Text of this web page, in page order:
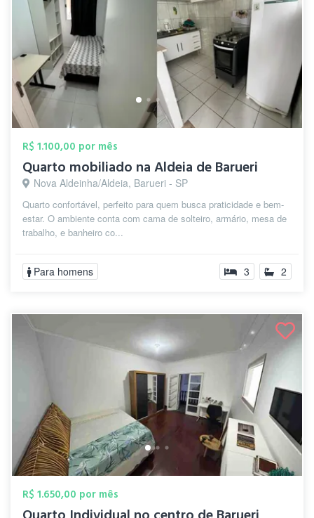
R$ 1.100,00 por mês
Quarto mobiliado na Aldeia de Barueri
Nova Aldeinha/Aldeia, Barueri - SP
Quarto confortável, perfeito para quem busca praticidade e bem-
estar. O ambiente conta com cama de solteiro, armário, mesa de
trabalho, e banheiro co...
Para homens 3 2
R$ 1.650,00 por mês